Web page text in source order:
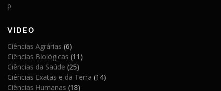
p
VIDEO
Ciências Agrárias (6)
Ciências Biológicas (11)
Ciências da Saúde (25)
Ciências Exatas e da Terra (14)
Ciências Humanas (18)